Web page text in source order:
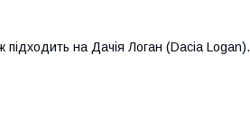
на Дачія Логан (Dacia Logan).